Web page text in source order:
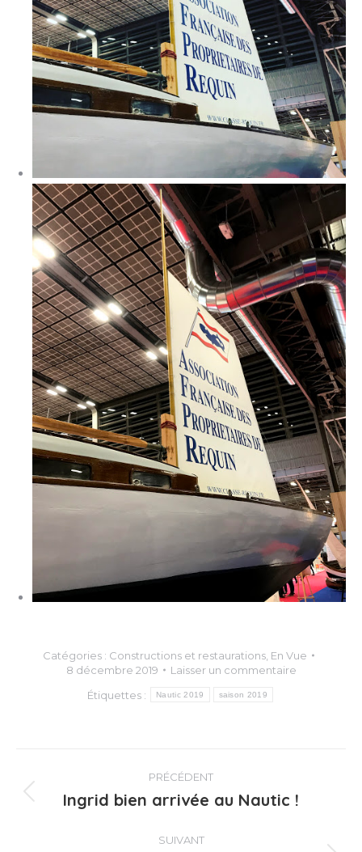
Catégories : Constructions et restaurations, En Vue
8 décembre 2019
Laisser un commentaire
Étiquettes :
Nautic 2019 saison 2019
Navigation
article
PRÉCÉDENT
Article
:
Ingrid bien arrivée au Nautic !
SUIVANT